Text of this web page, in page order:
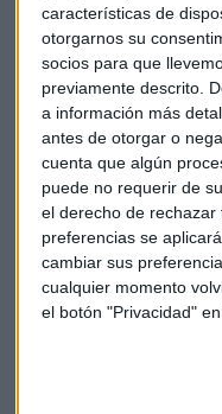
características de
otorgarnos su
socios para que
previamente descrito.
a información más
antes de otorgar o
cuenta que algún
puede no requerir de
el derecho de
preferencias se
cambiar sus
cualquier momento
el botón "Privacidad"
Bolsa José María
Fondos de inversión